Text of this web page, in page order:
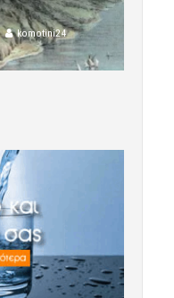
komotini24